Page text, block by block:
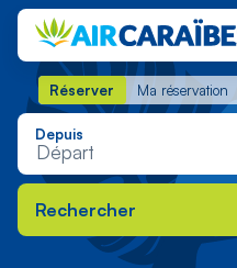
Réserver Ma réservation
Réserver Ma réservation
Depuis
Rechercher